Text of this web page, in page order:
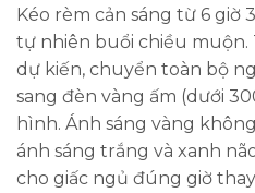
Kéo rèm cản sáng từ 6 giờ
tự nhiên buổi chiều muộn.
dự kiến, chuyển toàn bộ
sang đèn vàng ấm (dưới
hình. Ánh sáng vàng
ánh sáng trắng và xanh
cho giấc ngủ đúng giờ